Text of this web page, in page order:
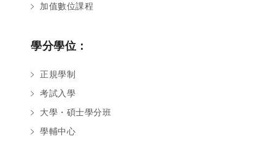
加值數位課程
學分學位：
正規學制
考試入學
大學・碩士學分班
學輔中心